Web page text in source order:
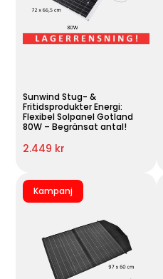
Sunwind Stug- &
Fritidsprodukter Energi:
Flexibel Solpanel Gotland
80W – Begränsat antal!
2.449 kr
Kampanj